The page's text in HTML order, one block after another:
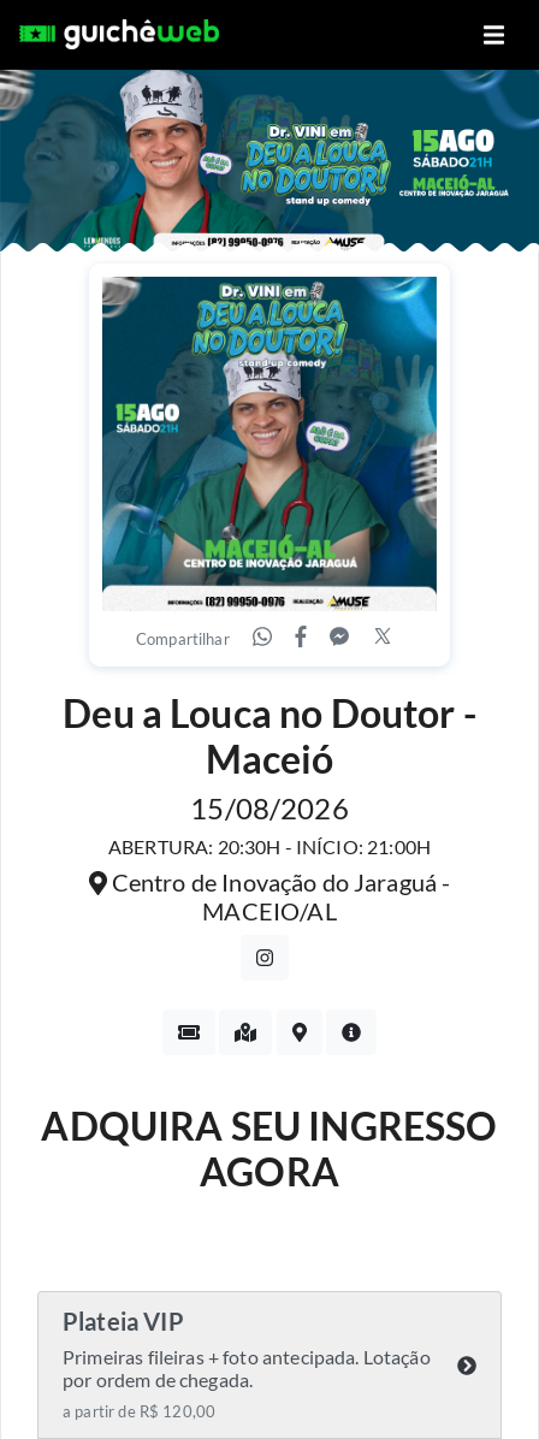
Compartilhar
Deu a Louca no Doutor -
Maceió
15/08/2026
ABERTURA: 20:30H - INÍCIO: 21:00H
Centro de Inovação do Jaraguá -
MACEIO/AL
ADQUIRA SEU INGRESSO
AGORA
Plateia VIP
Primeiras fileiras + foto antecipada. Lotação
por ordem de chegada.
a partir de R$ 120,00